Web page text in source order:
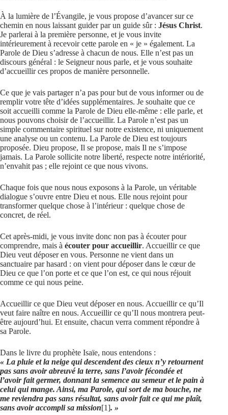
À la lumière de l’Évangile, je vous propose d’avancer sur ce
chemin en nous laissant guider par un guide sûr : Jésus Christ.
Je parlerai à la première personne, et je vous invite
intérieurement à recevoir cette parole en « je » également. La
Parole de Dieu s’adresse à chacun de nous. Elle n’est pas un
discours général : le Seigneur nous parle, et je vous souhaite
d’accueillir ces propos de manière personnelle.
Ce que je vais partager n’a pas pour but de vous informer ou de
remplir votre tête d’idées supplémentaires. Je souhaite que ce
soit accueilli comme la Parole de Dieu elle-même : elle parle, et
nous pouvons choisir de l’accueillir. La Parole n’est pas un
simple commentaire spirituel sur notre existence, ni uniquement
une analyse ou un contenu. La Parole de Dieu est toujours
proposée. Dieu propose, Il se propose, mais Il ne s’impose
jamais. La Parole sollicite notre liberté, respecte notre intériorité,
n’envahit pas ; elle rejoint ce que nous vivons.
Chaque fois que nous nous exposons à la Parole, un véritable
dialogue s’ouvre entre Dieu et nous. Elle nous rejoint pour
transformer quelque chose à l’intérieur : quelque chose de
concret, de réel.
Cet après-midi, je vous invite donc non pas à écouter pour
comprendre, mais à écouter pour accueillir. Accueillir ce que
Dieu veut déposer en vous. Personne ne vient dans un
sanctuaire par hasard : on vient pour déposer dans le cœur de
Dieu ce que l’on porte et ce que l’on est, ce qui nous réjouit
comme ce qui nous peine.
Accueillir ce que Dieu veut déposer en nous. Accueillir ce qu’Il
veut faire naître en nous. Accueillir ce qu’Il nous montrera peut-
être aujourd’hui. Et ensuite, chacun verra comment répondre à
sa Parole.
Dans le livre du prophète Isaïe, nous entendons :
« La pluie et la neige qui descendent des cieux n’y retournent
pas sans avoir abreuvé la terre, sans l’avoir fécondée et
l’avoir fait germer, donnant la semence au semeur et le pain à
celui qui mange. Ainsi, ma Parole, qui sort de ma bouche, ne
me reviendra pas sans résultat, sans avoir fait ce qui me plaît,
sans avoir accompli sa mission[1]. »